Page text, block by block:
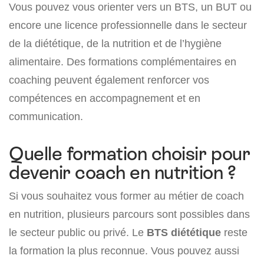
Vous pouvez vous orienter vers un BTS, un BUT ou
encore une licence professionnelle dans le secteur
de la diététique, de la nutrition et de l’hygiène
alimentaire. Des formations complémentaires en
coaching peuvent également renforcer vos
compétences en accompagnement et en
communication.
Quelle formation choisir pour
devenir coach en nutrition ?
Si vous souhaitez vous former au métier de coach
en nutrition, plusieurs parcours sont possibles dans
le secteur public ou privé. Le BTS diététique reste
la formation la plus reconnue. Vous pouvez aussi